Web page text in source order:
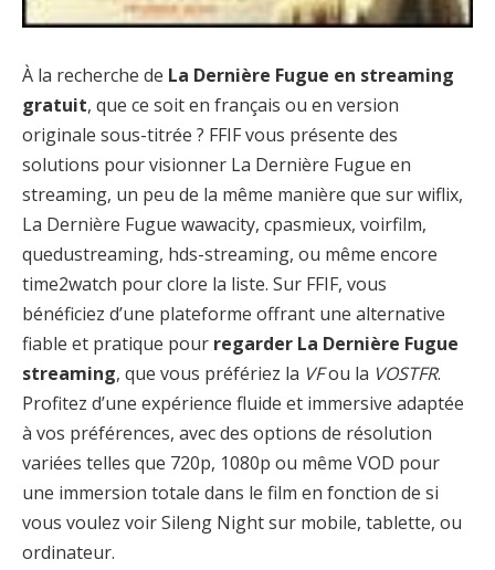
À la recherche de La Dernière Fugue en streaming
gratuit, que ce soit en français ou en version
originale sous-titrée ? FFIF vous présente des
solutions pour visionner La Dernière Fugue en
streaming, un peu de la même manière que sur wiflix,
La Dernière Fugue wawacity, cpasmieux, voirfilm,
quedustreaming, hds-streaming, ou même encore
time2watch pour clore la liste. Sur FFIF, vous
bénéficiez d’une plateforme offrant une alternative
fiable et pratique pour regarder La Dernière Fugue
streaming, que vous préfériez la VFou la VOSTFR.
Profitez d’une expérience fluide et immersive adaptée
à vos préférences, avec des options de résolution
variées telles que 720p, 1080p ou même VOD pour
une immersion totale dans le film en fonction de si
vous voulez voir Sileng Night sur mobile, tablette, ou
ordinateur.